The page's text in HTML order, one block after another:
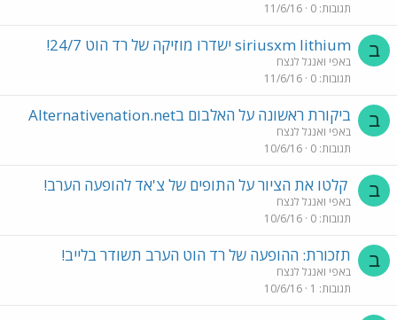
תגובות 0
11/6/16
ב siriusxm lithium ישדרו מוזיקה של רד הוט 24/7!
באפי ואנגל לנצח
תגובות 0
11/6/16
ב ביקורת ראשונה על האלבום בAlternativenation.net
באפי ואנגל לנצח
תגובות 0
10/6/16
ב קלטו את הציור על התופים של צ'אד להופעה הערב!
באפי ואנגל לנצח
תגובות 0
10/6/16
ב תזכורת: ההופעה של רד הוט הערב תשודר בלייב!
באפי ואנגל לנצח
תגובות 1
10/6/16